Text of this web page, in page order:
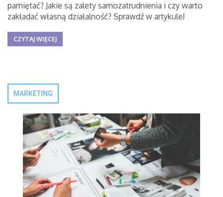
pamiętać? Jakie są zalety samozatrudnienia i czy warto
zakładać własną działalność? Sprawdź w artykule!
CZYTAJ WIĘCEJ
MARKETING